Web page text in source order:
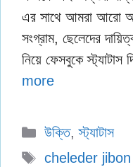
এর সাথে আমরা আরো
সংগ্রাম, ছেলেদের
নিয়ে ফেসবুকে
more
Categories
উক্তি,স্ট্যাটাস
Tags
cheleder